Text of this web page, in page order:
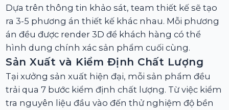
Dựa trên thông tin khảo sát, team thiết kế sẽ tạo
ra 3-5 phương án thiết kế khác nhau. Mỗi phương
án đều được render 3D để khách hàng có thể
hình dung chính xác sản phẩm cuối cùng.
Sản Xuất và Kiểm Định Chất Lượng
Tại xưởng sản xuất hiện đại, mỗi sản phẩm đều
trải qua 7 bước kiểm định chất lượng. Từ việc kiểm
tra nguyên liệu đầu vào đến thử nghiệm độ bền